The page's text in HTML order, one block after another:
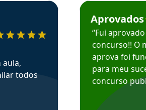
o Aprova Concursos em
aula,
todos
Estudante Mário
Aprovados
“Fui
concurso!! O
aprova foi
para meu
concurso